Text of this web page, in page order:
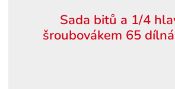
Sada bitů a 1/4
šroubovákem 65